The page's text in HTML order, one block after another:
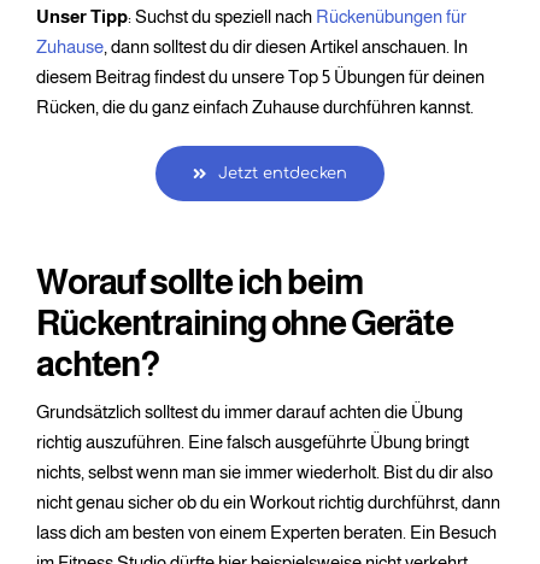
Unser Tipp: Suchst du speziell nach Rückenübungen für
Zuhause, dann solltest du dir diesen Artikel anschauen. In
diesem Beitrag findest du unsere Top 5 Übungen für deinen
Rücken, die du ganz einfach Zuhause durchführen kannst.
Jetzt entdecken
Worauf sollte ich beim
Rückentraining ohne Geräte
achten?
Grundsätzlich solltest du immer darauf achten die Übung
richtig auszuführen. Eine falsch ausgeführte Übung bringt
nichts, selbst wenn man sie immer wiederholt. Bist du dir also
nicht genau sicher ob du ein Workout richtig durchführst, dann
lass dich am besten von einem Experten beraten. Ein Besuch